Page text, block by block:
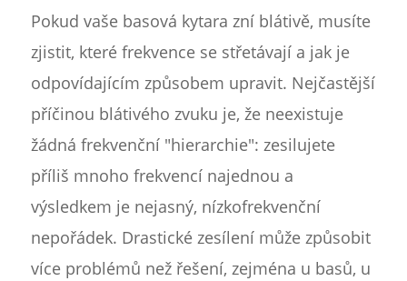
Pokud vaše basová kytara zní blátivě, musíte
zjistit, které frekvence se střetávají a jak je
odpovídajícím způsobem upravit. Nejčastější
příčinou blátivého zvuku je, že neexistuje
žádná frekvenční "hierarchie": zesilujete
příliš mnoho frekvencí najednou a
výsledkem je nejasný, nízkofrekvenční
nepořádek. Drastické zesílení může způsobit
více problémů než řešení, zejména u basů, u